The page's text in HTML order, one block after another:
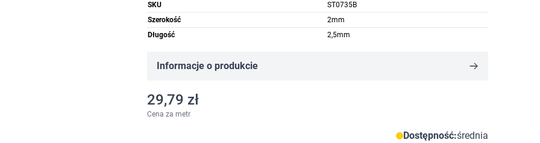
SKU
ST0735B
Szerokość
2mm
Długość
2,5mm
Informacje o produkcie
29,79 zł
Cena za metr
Dostępność:średnia